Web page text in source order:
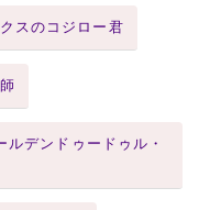
スのコジロー君
デンドゥードゥル・